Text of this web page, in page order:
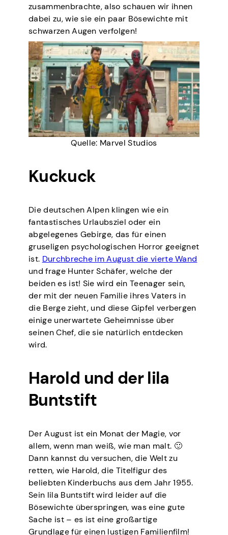
zusammenbrachte, also schauen wir ihnen
dabei zu, wie sie ein paar Bösewichte mit
schwarzen Augen verfolgen!
Quelle: Marvel Studios
Kuckuck
Die deutschen Alpen klingen wie ein
fantastisches Urlaubsziel oder ein
abgelegenes Gebirge, das für einen
gruseligen psychologischen Horror geeignet
ist. Durchbreche im August die vierte Wand
und frage Hunter Schäfer, welche der
beiden es ist! Sie wird ein Teenager sein,
der mit der neuen Familie ihres Vaters in
die Berge zieht, und diese Gipfel verbergen
einige unerwartete Geheimnisse über
seinen Chef, die sie natürlich entdecken
wird.
Harold und der lila
Buntstift
Der August ist ein Monat der Magie, vor
allem, wenn man weiß, wie man malt. 🙂
Dann kannst du versuchen, die Welt zu
retten, wie Harold, die Titelfigur des
beliebten Kinderbuchs aus dem Jahr 1955.
Sein lila Buntstift wird leider auf die
Bösewichte überspringen, was eine gute
Sache ist – es ist eine großartige
Grundlage für einen lustigen Familienfilm!